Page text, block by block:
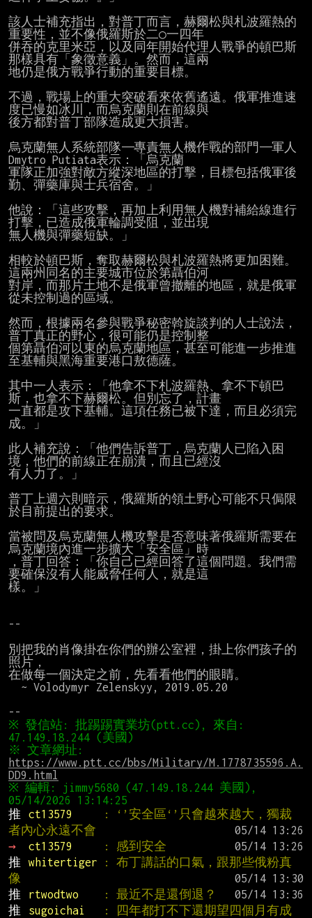
該人士補充指出，對普丁而言，赫爾松與札波羅熱的
重要性，並不像俄羅斯於二○一四年
併吞的克里米亞，以及同年開始代理人戰爭的頓巴斯
那樣具有「象徵意義」。然而，這兩
地仍是俄方戰爭行動的重要目標。
不過，戰場上的重大突破看來依舊遙遠。俄軍推進速
度已慢如冰川，而烏克蘭則在前線與
後方都對普丁部隊造成更大損害。
烏克蘭無人系統部隊——專責無人機作戰的部門——軍人
Dmytro Putiata表示：「烏克蘭
軍隊正加強對敵方縱深地區的打擊，目標包括俄軍後
勤、彈藥庫與士兵宿舍。」
他說：「這些攻擊，再加上利用無人機對補給線進行
打擊，已造成俄軍輪調受阻，並出現
無人機與彈藥短缺。」
相較於頓巴斯，奪取赫爾松與札波羅熱將更加困難。
這兩州同名的主要城市位於第聶伯河
對岸，而那片土地不是俄軍曾撤離的地區，就是俄軍
從未控制過的區域。
然而，根據兩名參與戰爭秘密斡旋談判的人士說法，
普丁真正的野心，很可能仍是控制整
個第聶伯河以東的烏克蘭地區，甚至可能進一步推進
至基輔與黑海重要港口敖德薩。
其中一人表示：「他拿不下札波羅熱、拿不下頓巴
斯，也拿不下赫爾松。但別忘了，計畫
一直都是攻下基輔。這項任務已被下達，而且必須完
成。」
此人補充說：「他們告訴普丁，烏克蘭人已陷入困
境，他們的前線正在崩潰，而且已經沒
有人力了。」
普丁上週六則暗示，俄羅斯的領土野心可能不只侷限
於目前提出的要求。
當被問及烏克蘭無人機攻擊是否意味著俄羅斯需要在
烏克蘭境內進一步擴大「安全區」時
，普丁回答：「你自己已經回答了這個問題。我們需
要確保沒有人能威脅任何人，就是這
樣。」
--
別把我的肖像掛在你們的辦公室裡，掛上你們孩子的
照片，
在做每一個決定之前，先看看他們的眼睛。
※ 發信站: 批踢踢實業坊(ptt.cc), 來自:
https://www.ptt.cc/bbs/Military/M.1778735596.A.
DD9.html
※ 編輯: jimmy5680 (47.149.18.244 美國),
推
ct13579
: ‘’安全區‘’只會越來越大，獨裁
者內心永遠不會
→
ct13579 : 感到安全
推
whitertiger
: 布丁講話的口氣，跟那些俄粉真
像
推
rtwodtwo : 最近不是還倒退？
推
sugoichai
: 四年都打不下還期望四個月有成